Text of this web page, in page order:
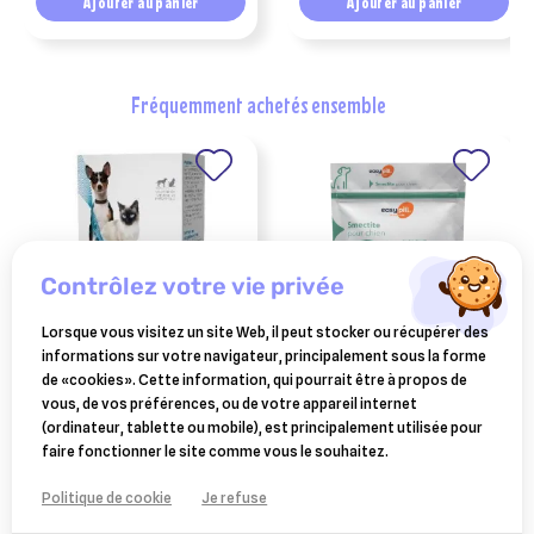
fréquemment achetés ensemble
TVM
cobalaplex vitamines b12
et b9 – prébiotiques – chien
/ chat – 60 gélules – tvm
18,02 €
OSALIA
easypill smectite pour
chien bt 6/ 28g
16,33 €
contrôlez votre vie privée
Lorsque vous visitez un site Web, il peut stocker ou récupérer des
informations sur votre navigateur, principalement sous la forme
de «cookies». Cette information, qui pourrait être à propos de
vous, de vos préférences, ou de votre appareil internet
(ordinateur, tablette ou mobile), est principalement utilisée pour
faire fonctionner le site comme vous le souhaitez.
Politique de cookie Je refuse